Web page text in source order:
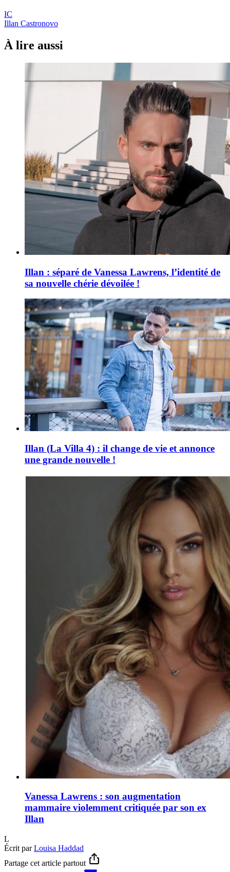
IC
Illan Castronovo
À lire aussi
Illan : séparé de Vanessa Lawrens, l’identité de
sa nouvelle chérie dévoilée !
Illan (La Villa 4) : il change de vie et annonce
une grande nouvelle !
Vanessa Lawrens : son augmentation
mammaire violemment critiquée par son ex
Illan
L
Écrit parLouisa Haddad
Partage cet article partout